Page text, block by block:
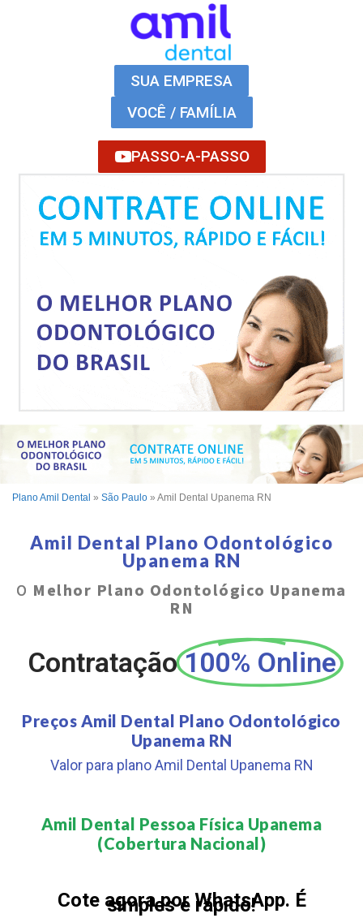
SUA EMPRESA
VOCÊ / FAMÍLIA
PASSO-A-PASSO
Plano Amil Dental » São Paulo » Amil Dental Upanema RN
Amil Dental Plano Odontológico
Upanema RN
O Melhor Plano Odontológico Upanema
RN
Contratação 100% Online
Preços Amil Dental Plano Odontológico
Upanema RN
Valor para plano Amil Dental Upanema RN
Amil Dental Pessoa Física Upanema
(Cobertura Nacional)​
Cote agora por WhatsApp. É
simples e rápido!